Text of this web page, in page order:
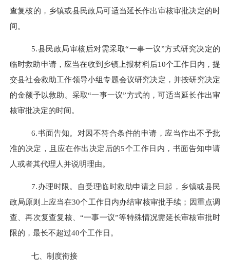
查复核的，乡镇或县民政局可适当延长作出审核审批决定的时
间。
5.县民政局审核后对需采取“一事一议”方式研究决定的
临时救助申请，应当在收到乡镇上报材料后10个工作日内，提
交县社会救助工作领导小组专题会议研究决定，并按研究决定
的金额予以救助。采取“一事一议”方式的，可适当延长作出审
核审批决定的时间。
6.书面告知。对因不符合条件的申请，应当作出不予批
准的决定，且应在作出决定后的5个工作日内，书面告知申请
人或者其代理人并说明理由。
7.办理时限。自受理临时救助申请之日起，乡镇或县民
政局原则上应当在30个工作日内办结审核审批手续；因重点调
查、再次复查复核、 “一事一议”等特殊情况需延长审核审批时
限的，最长不超过40个工作日。
七、制度衔接